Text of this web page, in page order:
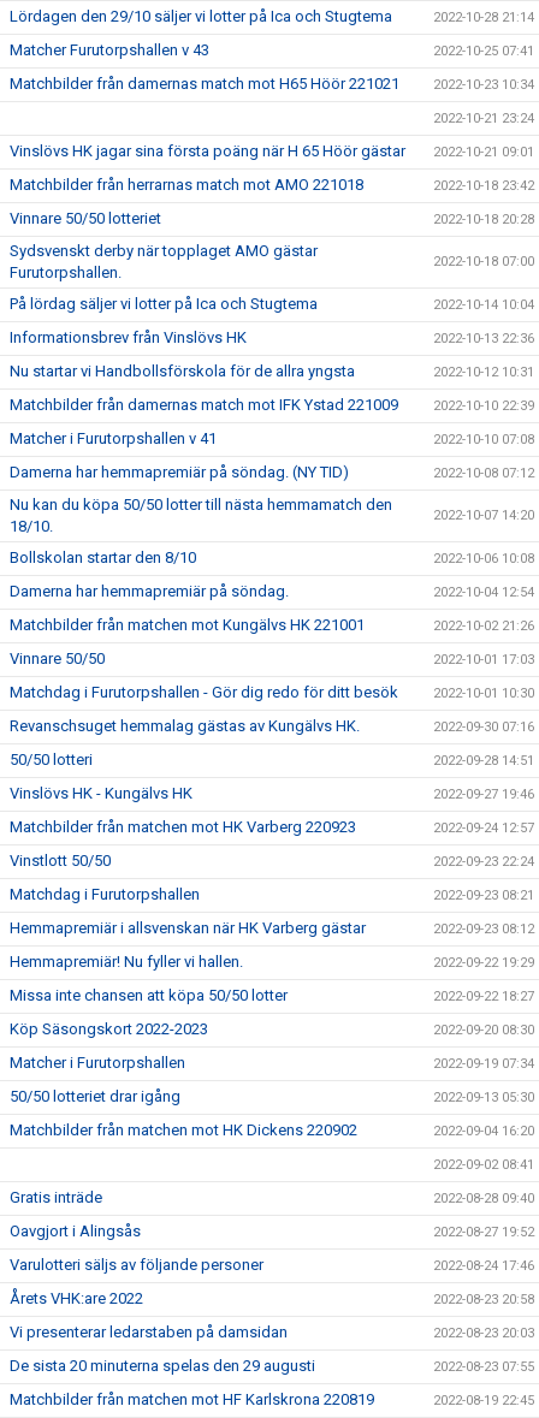
Lördagen den 29/10 säljer vi lotter på Ica och Stugtema 2022-10-28 21:14
Matcher Furutorpshallen v 43 2022-10-25 07:41
Matchbilder från damernas match mot H65 Höör 221021 2022-10-23 10:34
2022-10-21 23:24
Vinslövs HK jagar sina första poäng när H 65 Höör gästar 2022-10-21 09:01
Matchbilder från herrarnas match mot AMO 221018 2022-10-18 23:42
Vinnare 50/50 lotteriet 2022-10-18 20:28
Sydsvenskt derby när topplaget AMO gästar
Furutorpshallen.
2022-10-18 07:00
På lördag säljer vi lotter på Ica och Stugtema 2022-10-14 10:04
Informationsbrev från Vinslövs HK 2022-10-13 22:36
Nu startar vi Handbollsförskola för de allra yngsta 2022-10-12 10:31
Matchbilder från damernas match mot IFK Ystad 221009 2022-10-10 22:39
Matcher i Furutorpshallen v 41 2022-10-10 07:08
Damerna har hemmapremiär på söndag. (NY TID) 2022-10-08 07:12
Nu kan du köpa 50/50 lotter till nästa hemmamatch den
18/10.
2022-10-07 14:20
Bollskolan startar den 8/10 2022-10-06 10:08
Damerna har hemmapremiär på söndag. 2022-10-04 12:54
Matchbilder från matchen mot Kungälvs HK 221001 2022-10-02 21:26
Vinnare 50/50 2022-10-01 17:03
Matchdag i Furutorpshallen - Gör dig redo för ditt besök 2022-10-01 10:30
Revanschsuget hemmalag gästas av Kungälvs HK. 2022-09-30 07:16
50/50 lotteri 2022-09-28 14:51
Vinslövs HK - Kungälvs HK 2022-09-27 19:46
Matchbilder från matchen mot HK Varberg 220923 2022-09-24 12:57
Vinstlott 50/50 2022-09-23 22:24
Matchdag i Furutorpshallen 2022-09-23 08:21
Hemmapremiär i allsvenskan när HK Varberg gästar 2022-09-23 08:12
Hemmapremiär! Nu fyller vi hallen. 2022-09-22 19:29
Missa inte chansen att köpa 50/50 lotter 2022-09-22 18:27
Köp Säsongskort 2022-2023 2022-09-20 08:30
Matcher i Furutorpshallen 2022-09-19 07:34
50/50 lotteriet drar igång 2022-09-13 05:30
Matchbilder från matchen mot HK Dickens 220902 2022-09-04 16:20
2022-09-02 08:41
Gratis inträde 2022-08-28 09:40
Oavgjort i Alingsås 2022-08-27 19:52
Varulotteri säljs av följande personer 2022-08-24 17:46
Årets VHK:are 2022 2022-08-23 20:58
Vi presenterar ledarstaben på damsidan 2022-08-23 20:03
De sista 20 minuterna spelas den 29 augusti 2022-08-23 07:55
Matchbilder från matchen mot HF Karlskrona 220819 2022-08-19 22:45